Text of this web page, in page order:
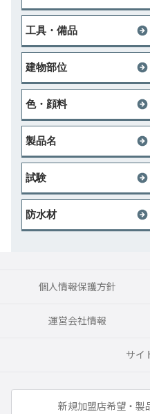
工具・備品
建物部位
色・顔料
製品名
試験
防水材
個人情報保護方針
運営会社情報
サイ
新規加盟店希望・製